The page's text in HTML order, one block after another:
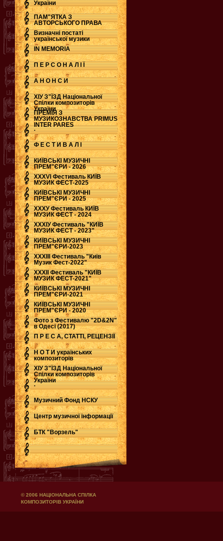
України
ПАМ"ЯТКА З
АВТОРСЬКОГО ПРАВА
Визначні постаті
української музики
IN MEMORIA
П Е Р С О Н А Л І Ї
А Н О Н С И
ХІУ З"ЇЗД Національної
Спілки композиторів
України
ПРЕМІЯ З
МУЗИКОЗНАВСТВА PRIMUS
INTER PARES
.
Ф Е С Т И В А Л І
КИЇВСЬКІ МУЗИЧНІ
ПРЕМ"ЄРИ - 2026
ХХХVI Фестиваль КИЇВ
МУЗИК ФЕСТ-2025
КИЇВСЬКІ МУЗИЧНІ
ПРЕМ"ЄРИ - 2025
ХХХУ Фестиваль КИЇВ
МУЗИК ФЕСТ - 2024
ХХХІУ Фестиваль "КИЇВ
МУЗИК ФЕСТ - 2023"
КИЇВСЬКІ МУЗИЧНІ
ПРЕМ"ЄРИ-2023
ХХХІІІ Фестиваль "Київ
Музик Фест-2022"
ХХХІІ Фестиваль "КИЇВ
МУЗИК ФЕСТ-2021"
КИЇВСЬКІ МУЗИЧНІ
ПРЕМ"ЄРИ-2021
КИЇВСЬКІ МУЗИЧНІ
ПРЕМ"ЄРИ - 2020
Фото з Фестивалю "2D&2N"
в Одесі (2017)
П Р Е С А, СТАТТІ, РЕЦЕНЗІЇ
Н О Т И українських
композиторів
ХІУ З"ЇЗД Національної
Спілки композиторів
України
.
Музичний Фонд НСКУ
Центр музичної інформації
БТК "Ворзель"
© 2006 НАЦІОНАЛЬНА СПІЛКА
КОМПОЗИТОРІВ УКРАЇНИ